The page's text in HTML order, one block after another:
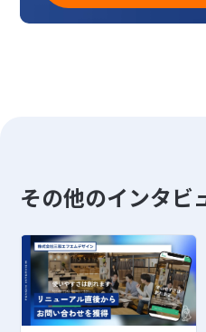
その他のインタビ